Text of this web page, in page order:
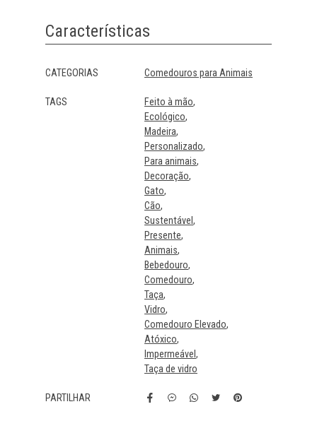
Características
Características
CATEGORIAS Comedouros para Animais
TAGS
Feito à mão
Ecológico
Madeira
Personalizado
Para animais
Decoração
Gato
Cão
Sustentável
Presente
Animais
Bebedouro
Comedouro
Taça
Vidro
Comedouro Elevado
Atóxico
Impermeável
Taça de vidro
PARTILHAR